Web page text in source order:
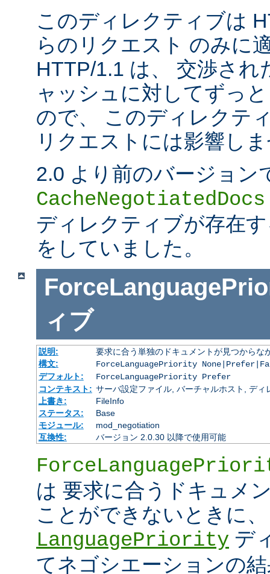
このディレクティブは
らのリクエスト のみに
HTTP/1.1 は、 交渉さ
ャッシュに対してずっ
ので、 このディレクテ
リクエストには影響し
2.0 より前のバージョン
CacheNegotiatedDocs
ディレクティブが存在
をしていました。
ィブ
説明:
要求に合う単独のドキュメントが見つからな
構文:
ForceLanguagePriority
デフォルト:
ForceLanguagePriority Prefer
コンテキスト: サーバ設定ファイル, バーチャルホスト, ディ
上書き:
FileInfo
ステータス:
Base
モジュール:
mod_negotiation
互換性:
バージョン 2.0.30 以降で使用可能
は 要求に合うドキュメ
ことができないときに、
LanguagePriority デ
てネゴシエーションの